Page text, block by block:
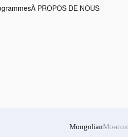
À PROPOS DE NOUS
MongolianМонгол